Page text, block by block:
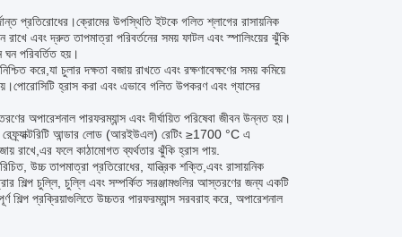
প্রতিরোধের।ক্রোমের উপস্থিতি ইটকে গলিত শ্লাগের রাসায়নিক
এবং দ্রুত তাপমাত্রা পরিবর্তনের সময় ফাটল এবং স্পালিংয়ের ঝুঁকি
পরিবর্তিত হয়।
করে,যা চুলার দক্ষতা বজায় রাখতে এবং রক্ষণাবেক্ষণের সময় কমিয়ে
হ্রাস করা এবং এভাবে গলিত উপকরণ এবং গ্যাসের
অপারেশনাল পারফরম্যান্স এবং দীর্ঘায়িত পরিষেবা জীবন উন্নত হয়।
রেফ্র্যাক্টরিটি আন্ডার লোড (আরইউএল) রেটিং ≥1700 °C এ
রাখে,এর ফলে কাঠামোগত ব্যর্থতার ঝুঁকি হ্রাস পায়.
উচ্চ তাপমাত্রা প্রতিরোধের, যান্ত্রিক শক্তি,এবং রাসায়নিক
চুল্লি, চুল্লি এবং সম্পর্কিত সরঞ্জামগুলির আস্তরণের জন্য একটি
প্রক্রিয়াগুলিতে উচ্চতর পারফরম্যান্স সরবরাহ করে, অপারেশনাল